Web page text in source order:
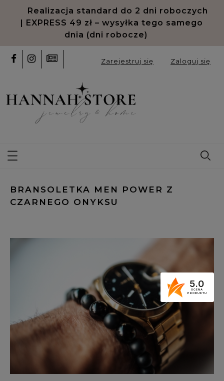
Realizacja standard do 2 dni roboczych
| EXPRESS 49 zł – wysyłka tego samego
dnia (dni robocze)
Zarejestruj się Zaloguj się
BRANSOLETKA MEN POWER Z
CZARNEGO ONYKSU
5.0
OCENA
PRODUKTU